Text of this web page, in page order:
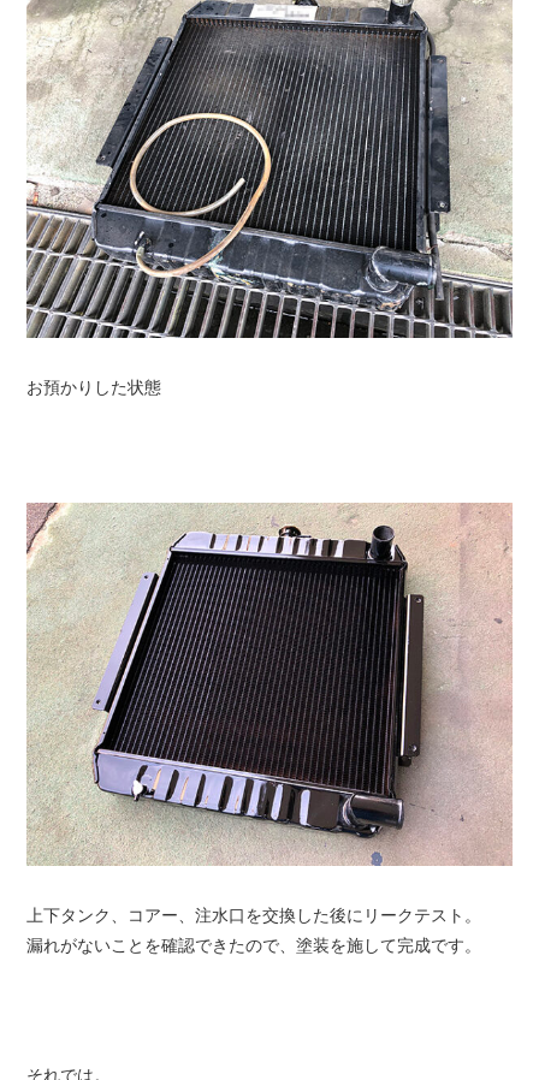
お預かりした状態
上下タンク、コアー、注水口を交換した後にリークテスト。
漏れがないことを確認できたので、塗装を施して完成です。
それでは。